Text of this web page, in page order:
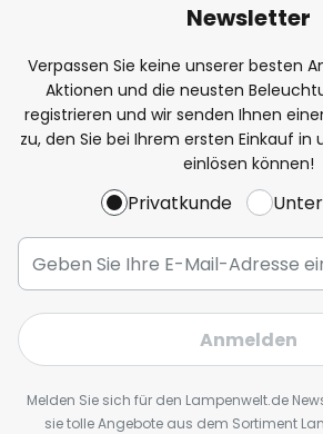
Newsletter
Verpassen Sie keine unserer besten
Aktionen und die neusten
registrieren und wir senden Ihnen
zu, den Sie bei Ihrem ersten Einkauf in
einlösen können!
Privatkunde
Anmelden
Melden Sie sich für den Lampenwelt.de
sie tolle Angebote aus dem Sortiment